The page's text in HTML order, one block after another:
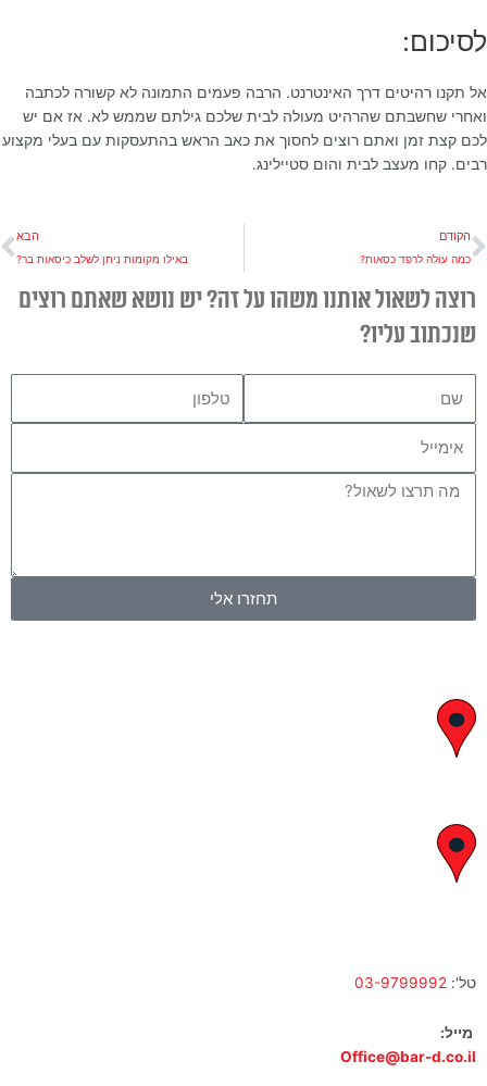
לסיכום:
אל תקנו רהיטים דרך האינטרנט. הרבה פעמים התמונה לא קשורה לכתבה
ואחרי שחשבתם שהרהיט מעולה לבית שלכם גילתם שממש לא. אז אם יש
לכם קצת זמן ואתם רוצים לחסוך את כאב הראש בהתעסקות עם בעלי מקצוע
רבים. קחו מעצב לבית והום סטיילינג.
קודם
הקודם
כמה עולה לרפד כסאות?
הבא
באילו מקומות ניתן לשלב כיסאות בר?
רוצה לשאול אותנו משהו על זה? יש נושא שאתם רוצים
שנכתוב עליו?
הודעה
תחזרו אלי
טל': 03-9799992
מייל:
Office@bar-d.co.il